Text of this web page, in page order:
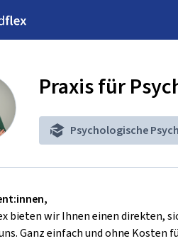
Praxis für
Psychologische
bieten wir Ihnen einen direkten,
Ganz einfach und ohne Kosten